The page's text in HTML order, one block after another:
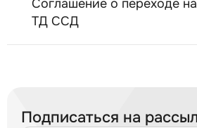
Соглашение о переходе
ТД ССД
Подписаться на